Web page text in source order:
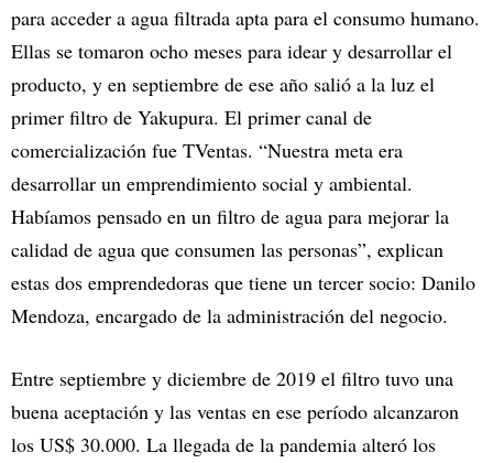
para acceder a agua filtrada apta para el consumo humano.
Ellas se tomaron ocho meses para idear y desarrollar el
producto, y en septiembre de ese año salió a la luz el
primer filtro de Yakupura. El primer canal de
comercialización fue TVentas. “Nuestra meta era
desarrollar un emprendimiento social y ambiental.
Habíamos pensado en un filtro de agua para mejorar la
calidad de agua que consumen las personas”, explican
estas dos emprendedoras que tiene un tercer socio: Danilo
Mendoza, encargado de la administración del negocio.
Entre septiembre y diciembre de 2019 el filtro tuvo una
buena aceptación y las ventas en ese período alcanzaron
los US$ 30.000. La llegada de la pandemia alteró los